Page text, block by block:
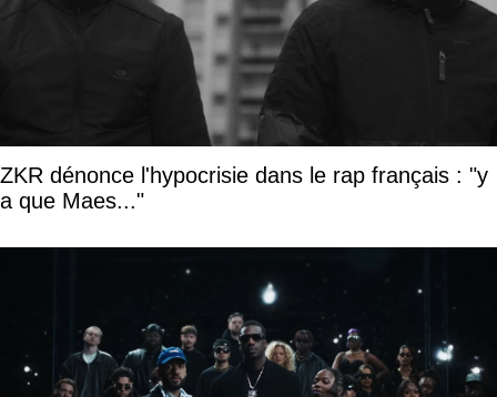
ZKR dénonce l'hypocrisie dans le rap français : "y
a que Maes..."